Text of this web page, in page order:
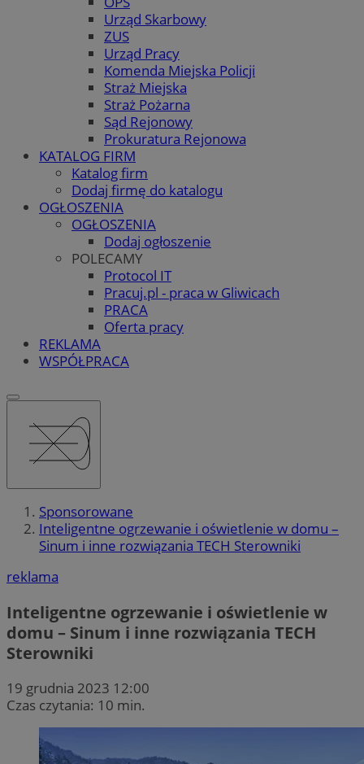
Urząd Skarbowy
ZUS
Urząd Pracy
Komenda Miejska Policji
Straż Miejska
Straż Pożarna
Sąd Rejonowy
Prokuratura Rejonowa
KATALOG FIRM
Katalog firm
Dodaj firmę do katalogu
OGŁOSZENIA
OGŁOSZENIA
Dodaj ogłoszenie
POLECAMY
Protocol IT
Pracuj.pl - praca w Gliwicach
PRACA
Oferta pracy
REKLAMA
WSPÓŁPRACA
Sponsorowane
Inteligentne ogrzewanie i oświetlenie w domu –
Sinum i inne rozwiązania TECH Sterowniki
reklama
Inteligentne ogrzewanie i oświetlenie w
domu – Sinum i inne rozwiązania TECH
Sterowniki
19 grudnia 2023 12:00
Czas czytania: 10 min.